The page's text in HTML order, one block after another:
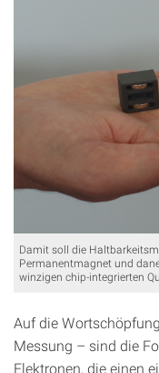
Damit soll die
Permanentmagnet und
winzigen chip-integrierten
Auf die
Messung – sind die
Elektronen, die einen